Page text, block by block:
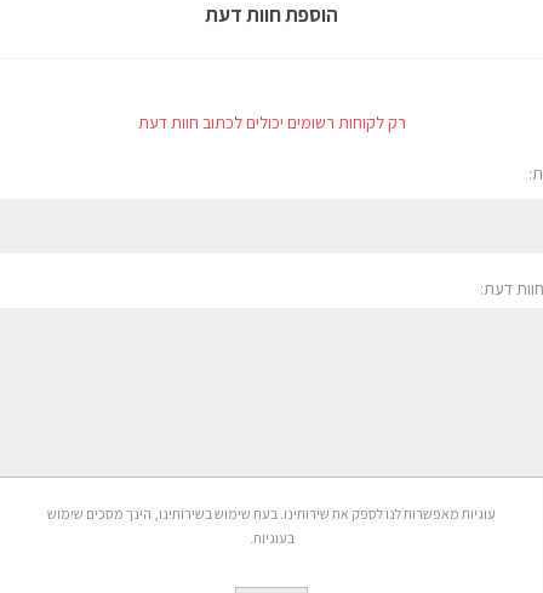
הוספת חוות דעת
רק לקוחות רשומים יכולים לכתוב חוות דעת
דעת:
עוגיות מאפשרות לנו לספק את שירותינו. בעת שימוש בשירותינו, הינך מסכים שימוש
בעוגיות.